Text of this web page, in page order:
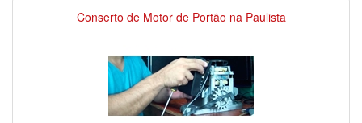
Conserto de Motor de Portão na Paulista